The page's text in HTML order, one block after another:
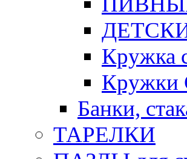
Кружка
Кружки
Банки,
ТАРЕЛКИ